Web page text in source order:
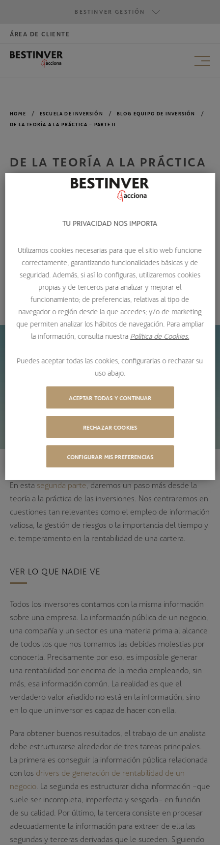
BESTINVER GESTIÓN
ÁREA DE CLIENTE
HOME ESCUELA DE INVERSIÓN
BLOG EQUIPO DE INVERSIÓN
DE LA TEORÍA A LA PRÁCTICA – PARTE II
DE LA TEORÍA A LA PRÁCTICA
– PARTE II
En esta segunda parte, daremos un paso más desde la
cuestiones tan relevantes como el empleo de información
el temperamento en la rentabilidad de una cartera.
25/11/2025
COMPARTIR
En esta segunda parte, daremos un paso más desde la
teoría a la práctica de las inversiones. Nos centraremos en
cuestiones tan relevantes como el empleo de información
valiosa, la gestión de riesgos o la importancia del tiempo y
el temperamento en la rentabilidad de una cartera.
VER LO QUE NADIE VE
Todos los inversores contamos con la misma información
sobre una empresa. La información pública de un negocio,
una compañía y un sector es una materia prima al alcance
de todos los que nos tomamos las debidas molestias por
conocerla. Precisamente por eso, es imposible generar
una rentabilidad por encima de la media empleando, sin
más, esa información común. La realidad es que el
verdadero valor añadido no está en la información, sino
en lo que un inversor es capaz de hacer con ella.
Para obtener buenos resultados, el trabajo de un analista
debe estructurarse alrededor de tres tareas principales.
La primera es conseguir la información pública relacionada
con los drivers de generación de rentabilidad de un
negocio. La segunda es estructurar dicha información –que
suele ser incompleta, imperfecta y sesgada– en función
de su calidad. Por último, la tercera consiste en procesar
adecuadamente la información para extraer de ella las
segundas y terceras derivadas que le suceden. Siguiendo
TU PRIVACIDAD NOS IMPORTA
Utilizamos cookies necesarias para que el sitio web funcione
correctamente, garantizando funcionalidades básicas y de
seguridad. Además, si así lo configuras, utilizaremos cookies
propias y de terceros para analizar y mejorar el
funcionamiento; de preferencias, relativas al tipo de
navegador o región desde la que accedes; y/o de marketing
que permiten analizar los hábitos de navegación. Para ampliar
la información, consulta nuestra Política de Cookies.
Puedes aceptar todas las cookies, configurarlas o rechazar su
uso abajo.
CONFIGURAR MIS PREFERENCIAS
RECHAZAR COOKIES
ACEPTAR TODAS Y CONTINUAR